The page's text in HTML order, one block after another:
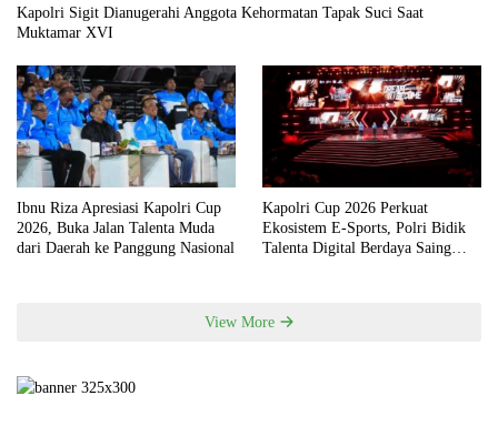
Kapolri Sigit Dianugerahi Anggota Kehormatan Tapak Suci Saat
Muktamar XVI
Ibnu Riza Apresiasi Kapolri Cup
2026, Buka Jalan Talenta Muda
dari Daerah ke Panggung Nasional
Kapolri Cup 2026 Perkuat
Ekosistem E-Sports, Polri Bidik
Talenta Digital Berdaya Saing
View More